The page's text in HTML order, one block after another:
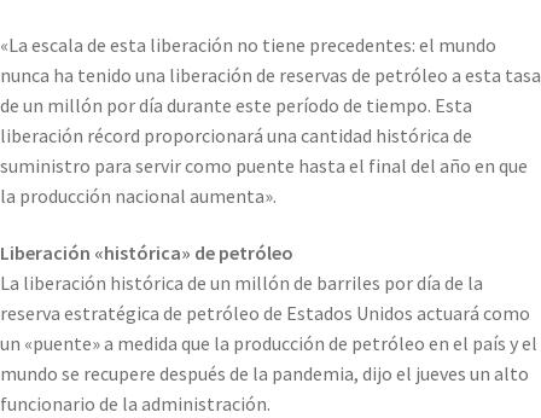
«La escala de esta liberación no tiene precedentes: el mundo
nunca ha tenido una liberación de reservas de petróleo a esta tasa
de un millón por día durante este período de tiempo. Esta
liberación récord proporcionará una cantidad histórica de
suministro para servir como puente hasta el final del año en que
la producción nacional aumenta».
Liberación «histórica» de petróleo
La liberación histórica de un millón de barriles por día de la
reserva estratégica de petróleo de Estados Unidos actuará como
un «puente» a medida que la producción de petróleo en el país y el
mundo se recupere después de la pandemia, dijo el jueves un alto
funcionario de la administración.